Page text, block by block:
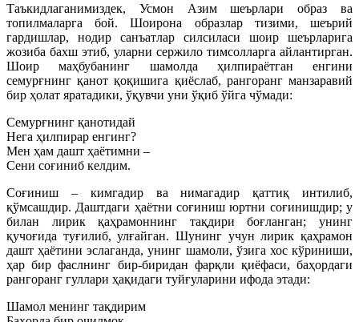
Таъкидлаганимиздек, Усмон Азим шеърлари образ ва
топилмаларга бой. Шоирона образлар тизими, шеърий
гардишлар, нодир санъатлар силсиласи шоир шеърларига
жозиба бахш этиб, уларни сержило тимсолларга айлантирган.
Шоир маҳбубанинг шамолда ҳилпираётган енгини
семурғнинг қанот қоқишига қиёслаб, рангоранг манзаравий
бир ҳолат яратадики, ўқувчи уни ўқиб ўйга чўмади:
Семурғнинг қанотидай
Нега ҳилпирар енгинг?
Мен ҳам дашт ҳаётимни –
Сени соғиниб келдим.
Соғиниш – кимгадир ва нимагадир қаттиқ интилиб,
қўмсашдир. Даштдаги ҳаётни соғиниш юртни соғинишдир; у
билан лирик қаҳрамоннинг тақдири боғланган; унинг
қучоғида туғилиб, улғайган. Шунинг учун лирик қаҳрамон
дашт ҳаётини эслаганда, унинг шамоли, ўзига хос кўриниши,
ҳар бир фаслнинг бир-биридан фарқли қиёфаси, баҳордаги
рангоранг гуллари ҳақидаги туйғуларини ифода этади:
Шамол менинг тақдирим